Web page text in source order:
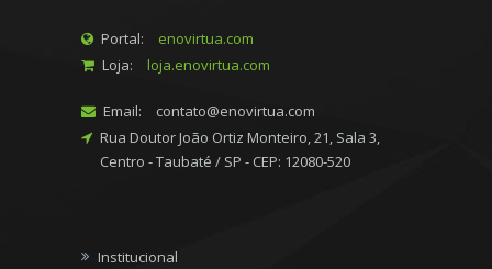
Portal:
enovirtua.com
Loja:
loja.enovirtua.com
Email:
contato@enovirtua.com
Rua Doutor João Ortiz Monteiro, 21, Sala 3,
Centro - Taubaté / SP - CEP: 12080-520
Institucional